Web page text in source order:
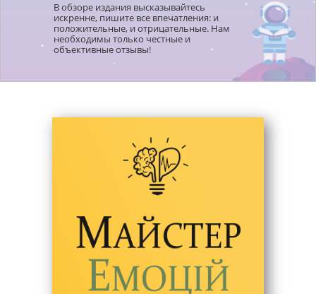
В обзоре издания высказывайтесь
искренне, пишите все впечатления: и
положительные, и отрицательные. Нам
необходимы только честные и
объективные отзывы!